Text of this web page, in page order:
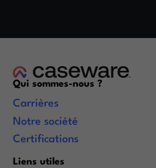
Qui sommes-nous ?
Carrières
Notre société
Certifications
Liens utiles